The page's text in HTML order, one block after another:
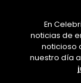
En
noticias de
noticioso
nuestro día